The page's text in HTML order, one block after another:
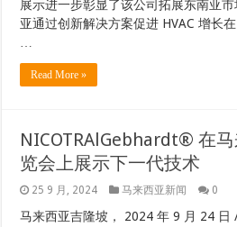
展示进一步彰显了该公司拓展东南亚
亚通过创新解决方案促进 HVAC 增长
…
Read More »
NICOTRAlGebhardt® 在马
览会上展示下一代技术
25 9 月, 2024 马来西亚新闻 0
马来西亚吉隆坡， 2024 年 9 月 24